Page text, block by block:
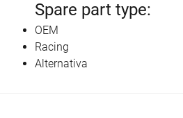
Spare part type:
OEM
Racing
Alternativa